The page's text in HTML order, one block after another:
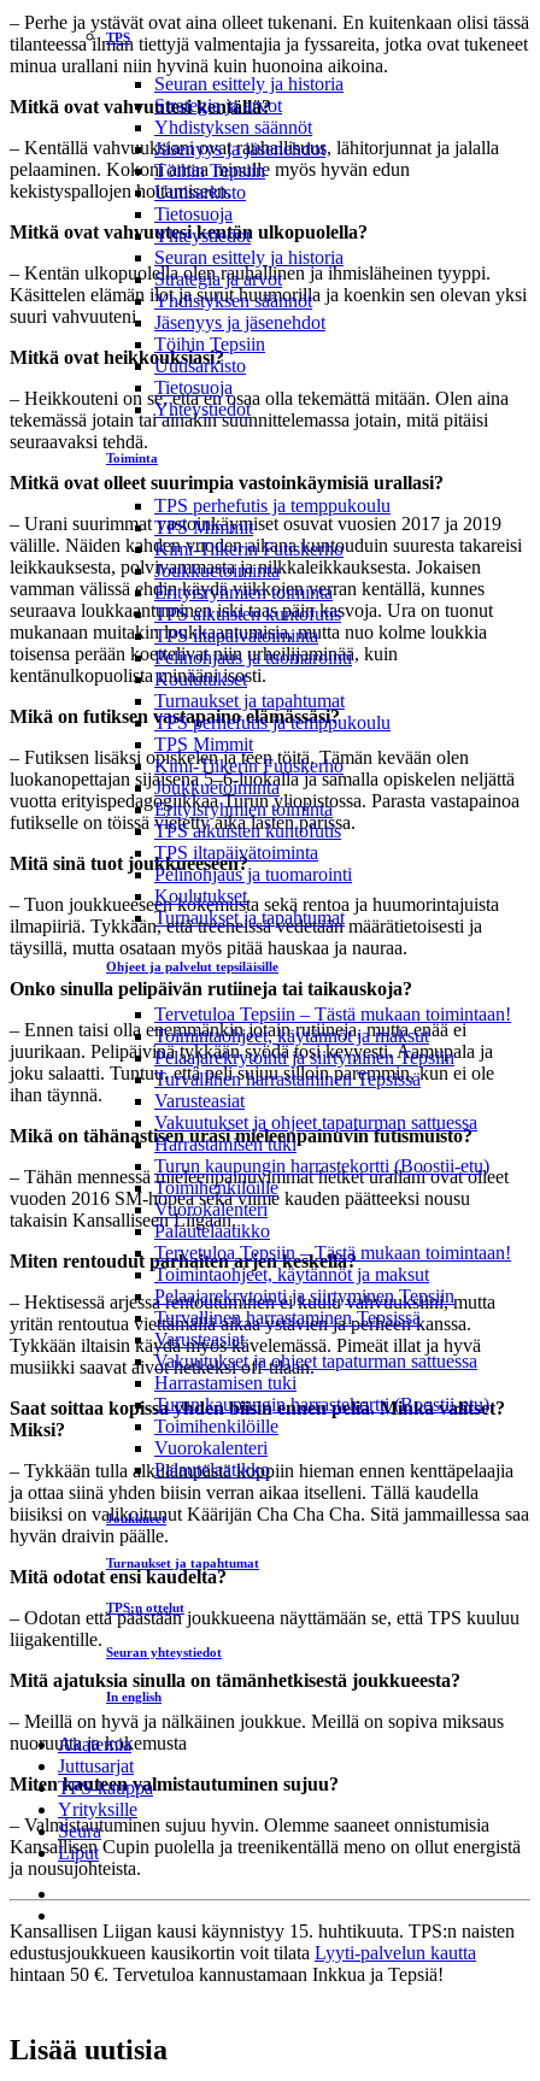
TPS
Seuran esittely ja historia
Strategia ja arvot
Yhdistyksen säännöt
Jäsenyys ja jäsenehdot
Töihin Tepsiin
Uutisarkisto
Tietosuoja
Yhteystiedot
Seuran esittely ja historia
Strategia ja arvot
Yhdistyksen säännöt
Jäsenyys ja jäsenehdot
Töihin Tepsiin
Uutisarkisto
Tietosuoja
Yhteystiedot
Toiminta
TPS perhefutis ja temppukoulu
TPS Mimmit
Kimi-Tiikerin Futiskerho
Joukkuetoiminta
Erityisryhmien toiminta
TPS aikuisten kuntofutis
TPS iltapäivätoiminta
Pelinohjaus ja tuomarointi
Koulutukset
Turnaukset ja tapahtumat
TPS perhefutis ja temppukoulu
TPS Mimmit
Kimi-Tiikerin Futiskerho
Joukkuetoiminta
Erityisryhmien toiminta
TPS aikuisten kuntofutis
TPS iltapäivätoiminta
Pelinohjaus ja tuomarointi
Koulutukset
Turnaukset ja tapahtumat
Ohjeet ja palvelut tepsiläisille
Tervetuloa Tepsiin – Tästä mukaan toimintaan!
Toimintaohjeet, käytännöt ja maksut
Pelaajarekrytointi ja siirtyminen Tepsiin
Turvallinen harrastaminen Tepsissä
Varusteasiat
Vakuutukset ja ohjeet tapaturman sattuessa
Harrastamisen tuki
Turun kaupungin harrastekortti (Boostii-etu)
Toimihenkilöille
Vuorokalenteri
Palautelaatikko
Tervetuloa Tepsiin – Tästä mukaan toimintaan!
Toimintaohjeet, käytännöt ja maksut
Pelaajarekrytointi ja siirtyminen Tepsiin
Turvallinen harrastaminen Tepsissä
Varusteasiat
Vakuutukset ja ohjeet tapaturman sattuessa
Harrastamisen tuki
Turun kaupungin harrastekortti (Boostii-etu)
Toimihenkilöille
Vuorokalenteri
Palautelaatikko
Joukkueet
Turnaukset ja tapahtumat
TPS:n ottelut
Seuran yhteystiedot
In english
Akatemia
Juttusarjat
TPS-kauppa
Yrityksille
Seura
Liput
– Perhe ja ystävät ovat aina olleet tukenani. En kuitenkaan olisi tässä
tilanteessa ilman tiettyjä valmentajia ja fyssareita, jotka ovat tukeneet
minua urallani niin hyvinä kuin huonoina aikoina.
Mitkä ovat vahvuutesi kentällä?
– Kentällä vahvuuksiani ovat rauhallisuus, lähitorjunnat ja jalalla
pelaaminen. Kokoni antaa minulle myös hyvän edun
kekistyspallojen hoitamiseen.
Mitkä ovat vahvuutesi kentän ulkopuolella?
– Kentän ulkopuolella olen rauhallinen ja ihmisläheinen tyyppi.
Käsittelen elämän ilot ja surut huumorilla ja koenkin sen olevan yksi
suuri vahvuuteni.
Mitkä ovat heikkouksiasi?
– Heikkouteni on se, että en osaa olla tekemättä mitään. Olen aina
tekemässä jotain tai ainakin suunnittelemassa jotain, mitä pitäisi
seuraavaksi tehdä.
Mitkä ovat olleet suurimpia vastoinkäymisiä urallasi?
– Urani suurimmat vastoinkäymiset osuvat vuosien 2017 ja 2019
välille. Näiden kahden vuoden aikana kuntouduin suuresta takareisi
leikkauksesta, polvivammasta ja nilkkaleikkauksesta. Jokaisen
vamman välissä ehdin käydä viikkojen verran kentällä, kunnes
seuraava loukkaantuminen iski taas päin kasvoja. Ura on tuonut
mukanaan muitakin loukkaantumisia, mutta nuo kolme loukkia
toisensa perään koettelivat niin urheilijaminää, kuin
kentänulkopuolista minääni isosti.
Mikä on futiksen vastapaino elämässäsi?
– Futiksen lisäksi opiskelen ja teen töitä. Tämän kevään olen
luokanopettajan sijaisena 5–6-luokalla ja samalla opiskelen neljättä
vuotta erityispedagogiikkaa Turun yliopistossa. Parasta vastapainoa
futikselle on töissä vietetty aika lasten parissa.
Mitä sinä tuot joukkueeseen?
– Tuon joukkueeseen kokemusta sekä rentoa ja huumorintajuista
ilmapiiriä. Tykkään, että treeneissä vedetään määrätietoisesti ja
täysillä, mutta osataan myös pitää hauskaa ja nauraa.
Onko sinulla pelipäivän rutiineja tai taikauskoja?
– Ennen taisi olla enemmänkin jotain rutiineja, mutta enää ei
juurikaan. Pelipäivinä tykkään syödä tosi kevyesti. Aamupala ja
joku salaatti. Tuntuu, että peli sujuu silloin paremmin, kun ei ole
ihan täynnä.
Mikä on tähänastisen urasi mieleenpainuvin futismuisto?
– Tähän mennessä mieleenpainuvimmat hetket urallani ovat olleet
vuoden 2016 SM-hopea sekä viime kauden päätteeksi nousu
takaisin Kansalliseen Liigaan.
Miten rentoudut parhaiten arjen keskellä?
– Hektisessä arjessa rentoutuminen ei kuulu vahvuuksiini, mutta
yritän rentoutua viettämällä aikaa ystävien ja perheen kanssa.
Tykkään iltaisin käydä myös kävelemässä. Pimeät illat ja hyvä
musiikki saavat aivot hetkeksi off-tilaan.
Saat soittaa kopissa yhden biisin ennen peliä. Minkä valitset?
Miksi?
– Tykkään tulla alkulämpästä koppiin hieman ennen kenttäpelaajia
ja ottaa siinä yhden biisin verran aikaa itselleni. Tällä kaudella
biisiksi on valikoitunut Käärijän Cha Cha Cha. Sitä jammaillessa saa
hyvän draivin päälle.
Mitä odotat ensi kaudelta?
– Odotan että päästään joukkueena näyttämään se, että TPS kuuluu
liigakentille.
Mitä ajatuksia sinulla on tämänhetkisestä joukkueesta?
– Meillä on hyvä ja nälkäinen joukkue. Meillä on sopiva miksaus
nuoruutta ja kokemusta
Miten kauteen valmistautuminen sujuu?
– Valmistautuminen sujuu hyvin. Olemme saaneet onnistumisia
Kansallisen Cupin puolella ja treenikentällä meno on ollut energistä
ja nousujohteista.
Kansallisen Liigan kausi käynnistyy 15. huhtikuuta. TPS:n naisten
edustusjoukkueen kausikortin voit tilata Lyyti-palvelun kautta
hintaan 50 €. Tervetuloa kannustamaan Inkkua ja Tepsiä!
Lisää uutisia